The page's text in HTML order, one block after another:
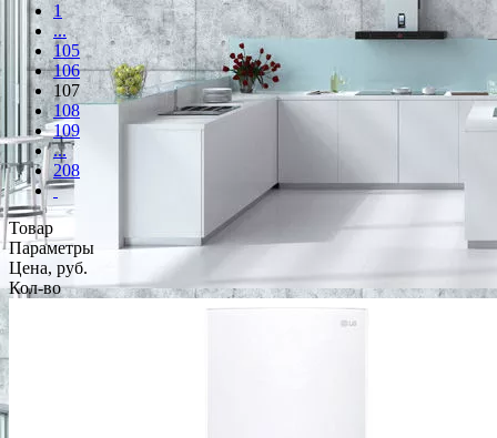
1
...
105
106
107
108
109
...
208
Товар
Параметры
Цена, руб.
Кол-во